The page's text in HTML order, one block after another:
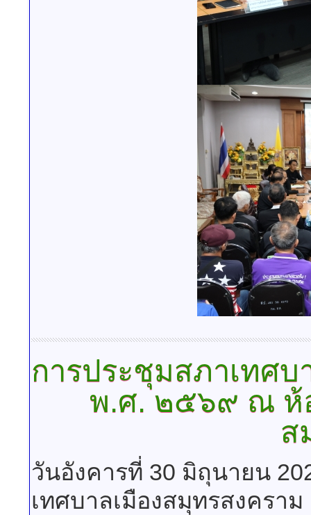
การประชุมสภาเทศ
พ.ศ. ๒๕๖๙ ณ ห้
ส
วันอังคารที่ 30 มิถุนายน
เทศบาลเมืองสมุทรสงคราม